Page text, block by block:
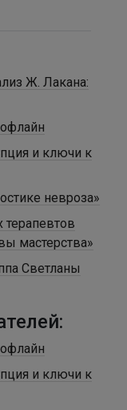
Ж. Лакана:
и ключи к
невроза»
мастерства»
Светланы
и ключи к